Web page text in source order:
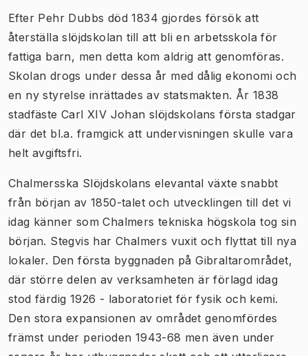
Efter Pehr Dubbs död 1834 gjordes försök att
återställa slöjdskolan till att bli en arbetsskola för
fattiga barn, men detta kom aldrig att genomföras.
Skolan drogs under dessa år med dålig ekonomi och
en ny styrelse inrättades av statsmakten. År 1838
stadfäste Carl XIV Johan slöjdskolans första stadgar
där det bl.a. framgick att undervisningen skulle vara
helt avgiftsfri.
Chalmersska Slöjdskolans elevantal växte snabbt
från början av 1850-talet och utvecklingen till det vi
idag känner som Chalmers tekniska högskola tog sin
början. Stegvis har Chalmers vuxit och flyttat till nya
lokaler. Den första byggnaden på Gibraltarområdet,
där större delen av verksamheten är förlagd idag
stod färdig 1926 - laboratoriet för fysik och kemi.
Den stora expansionen av området genomfördes
främst under perioden 1943-68 men även under